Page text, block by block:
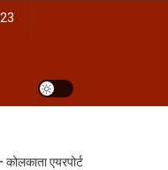
एयरपोर्ट